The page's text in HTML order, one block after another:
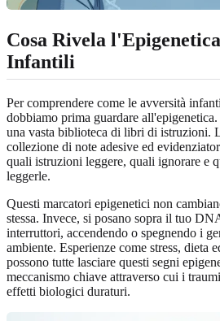
Cosa Rivela
Infantili
Per comprendere come le avversità
dobbiamo prima guardare
una vasta biblioteca di libri di istruzioni.
collezione di note adesive ed
quali istruzioni leggere, quali ignorare e
leggerle.
Questi marcatori epigenetici non
stessa. Invece, si posano sopra il tuo
interruttori, accendendo o spegnendo i
ambiente. Esperienze come stress, dieta
possono tutte lasciare questi segni
meccanismo chiave attraverso cui i
effetti biologici duraturi.